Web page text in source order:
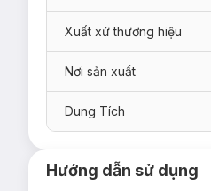
Xuất xứ thương hiệu
Nơi sản xuất
Dung Tích
Hướng dẫn sử dụng